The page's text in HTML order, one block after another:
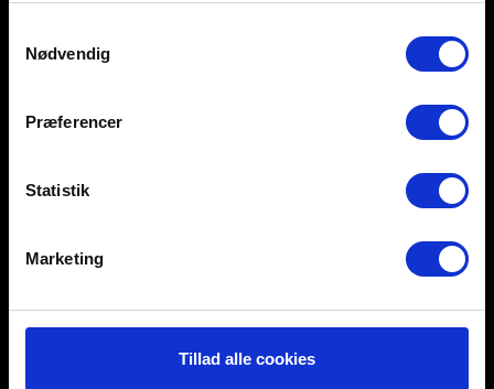
Nødvendig
Præferencer
Statistik
Marketing
Tillad alle cookies
CVR nr: 25009037